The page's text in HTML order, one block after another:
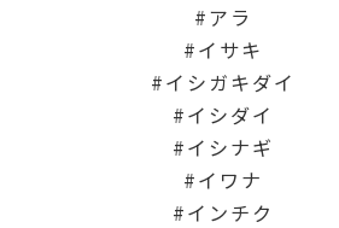
アラ
イサキ
イシガキダイ
イシダイ
イシナギ
イワナ
インチク